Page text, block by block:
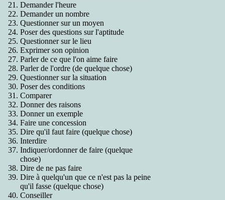
Demander l'heure
Demander un nombre
Questionner sur un moyen
Poser des questions sur l'aptitude
Questionner sur le lieu
Exprimer son opinion
Parler de ce que l'on aime faire
Parler de l'ordre (de quelque chose)
Questionner sur la situation
Poser des conditions
Comparer
Donner des raisons
Donner un exemple
Faire une concession
Dire qu'il faut faire (quelque chose)
Interdire
Indiquer/ordonner de faire (quelque
chose)
Dire de ne pas faire
Dire à quelqu'un que ce n'est pas la peine
qu'il fasse (quelque chose)
Conseiller